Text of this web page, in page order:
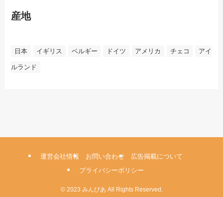
産地
日本 イギリス ベルギー ドイツ アメリカ チェコ アイ
ルランド
運営会社情報 お問い合わせ
広告掲載について
プライバシーポリシー
©2023 みんびあ All Rights Reserved.